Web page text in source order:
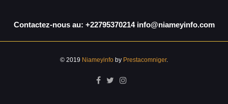
Contactez-nous au: +22795370214 info@niameyinfo.com
© 2019 Niameyinfo by Prestacomniger.